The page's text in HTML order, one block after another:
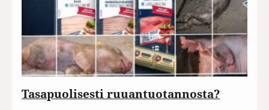
Tasapuolisesti ruuantuotannosta?